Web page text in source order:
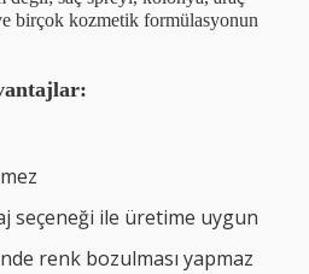
birçok kozmetik formülasyonun
seçeneği ile üretime uygun
renk bozulması yapmaz